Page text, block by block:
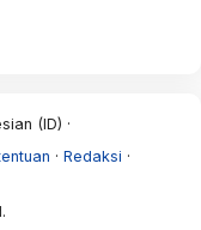
(ID) ·
· Redaksi ·